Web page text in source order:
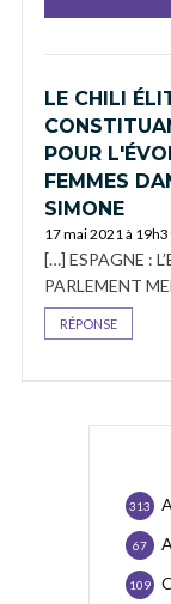
LE CHILI
POUR
FEMMES
SIMONE
17 mai 2021 à
[…] ESPAGNE :
PARLEMENT
RÉPONSE
313
67
109